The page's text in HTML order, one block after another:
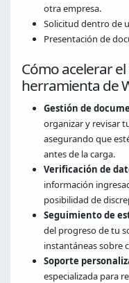
otra empresa.
Solicitud dentro de
Presentación de
Cómo acelerar
herramienta de
Gestión de
organizar y revisar
asegurando que
antes de la carga.
Verificación de
información
posibilidad de
Seguimiento de
del progreso de tu
instantáneas sobre
Soporte
especializada para